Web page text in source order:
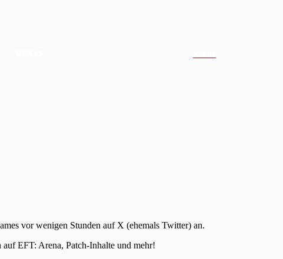
vor wenigen Stunden auf X (ehemals Twitter) an.
EFT: Arena, Patch-Inhalte und mehr!